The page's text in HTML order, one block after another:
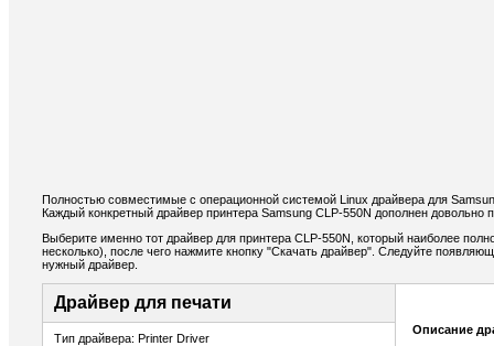
Полностью совместимые с операционной системой Linux драйвера для
Каждый конкретный драйвер принтера Samsung CLP-550N дополнен
Выберите именно тот драйвер для принтера CLP-550N, который наиболее
несколько), после чего нажмите кнопку "Скачать драйвер". Следуйте
нужный драйвер.
Драйвер для печати
Тип драйвера: Printer Driver
Описание